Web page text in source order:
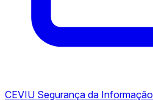
CEVIU Segurança da Informação